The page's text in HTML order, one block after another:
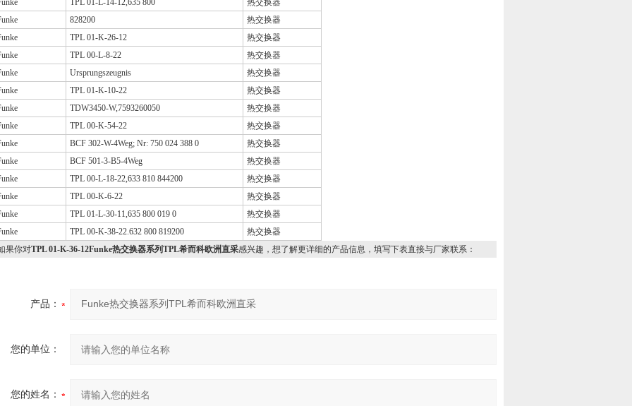
TPL 01-L-14-12,635 800
热交换器
828200
热交换器
TPL 01-K-26-12
热交换器
TPL 00-L-8-22
热交换器
Ursprungszeugnis
热交换器
TPL 01-K-10-22
热交换器
TDW3450-W,7593260050
热交换器
TPL 00-K-54-22
热交换器
BCF 302-W-4Weg; Nr: 750 024 388 0
热交换器
BCF 501-3-B5-4Weg
热交换器
TPL 00-L-18-22,633 810 844200
热交换器
TPL 00-K-6-22
热交换器
TPL 01-L-30-11,635 800 019 0
热交换器
TPL 00-K-38-22.632 800 819200
热交换器
你对TPL 01-K-36-12Funke热交换器系列TPL希而科欧洲直采感兴趣，想了解更详细的产品信息，填写下表直接与厂家联系：
产品：
您的单位：
您的姓名：